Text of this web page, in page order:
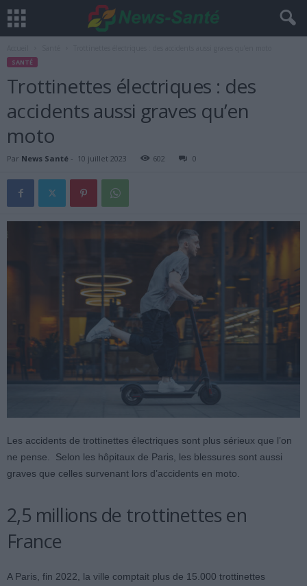
SANTÉ
Trottinettes électriques : des
accidents aussi graves qu’en
moto
Par News Santé - 10 juillet 2023 602 0
Les accidents de trottinettes électriques sont plus sérieux que l’on
ne pense. Selon les hôpitaux de Paris, les blessures sont aussi
graves que celles survenant lors d’accidents en moto.
2,5 millions de trottinettes en
France
A Paris, fin 2022, la ville comptait plus de 15.000 trottinettes